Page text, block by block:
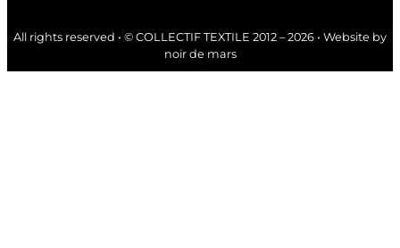
All rights reserved • © COLLECTIF TEXTILE 2012 – 2026 • Website by
noir de mars